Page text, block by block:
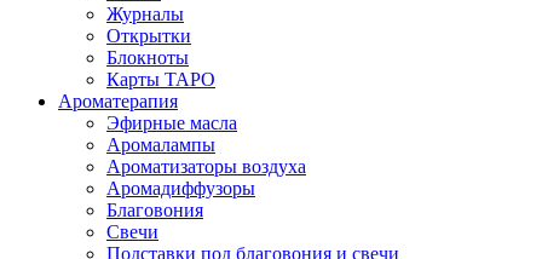
Журналы
Открытки
Блокноты
Карты ТАРО
Ароматерапия
Эфирные масла
Аромалампы
Ароматизаторы воздуха
Аромадиффузоры
Благовония
Свечи
Подставки под благовония и свечи